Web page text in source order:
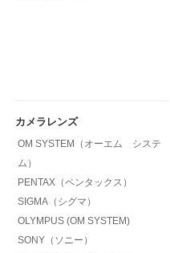
カメラレンズ
OM SYSTEM（オーエム システ
ム）
PENTAX（ペンタックス）
SIGMA（シグマ）
OLYMPUS (OM SYSTEM)
SONY（ソニー）